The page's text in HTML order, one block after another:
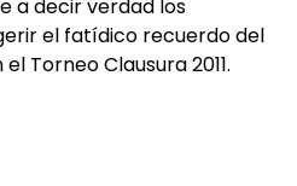
a decir verdad los
el fatídico recuerdo del
Torneo Clausura 2011.